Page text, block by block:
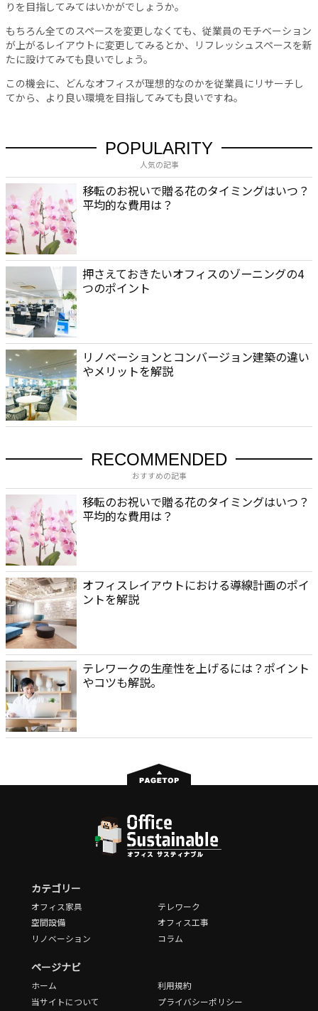
りを目指してみてはいかがでしょうか。
もちろん全てのスペースを変更しなくても、従業員のモチベーション
が上がるレイアウトに変更してみるとか、リフレッシュスペースを新
たに設けてみても良いでしょう。
この機会に、どんなオフィスが理想的なのかを従業員にリサーチし
てから、より良い環境を目指してみても良いですね。
POPULARITY
人気の記事
移転のお祝いで贈る花のタイミングはいつ？
平均的な費用は？
押さえておきたいオフィスのゾーニングの4
つのポイント
リノベーションとコンバージョン建築の違い
やメリットを解説
RECOMMENDED
おすすめの記事
移転のお祝いで贈る花のタイミングはいつ？
平均的な費用は？
オフィスレイアウトにおける導線計画のポイ
ントを解説
テレワークの生産性を上げるには？ポイント
やコツも解説。
カテゴリー
オフィス家具
テレワーク
空間設備
オフィス工事
リノベーション
コラム
ページナビ
ホーム
利用規約
当サイトについて
プライバシーポリシー